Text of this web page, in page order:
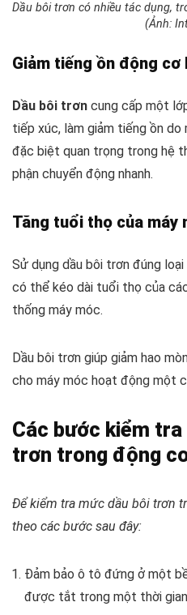
Dầu bôi trơn có nhiều tác dụng,
(Ảnh:
Giảm tiếng ồn động
Dầu bôi trơn cung cấp một
tiếp xúc, làm giảm tiếng ồn do
đặc biệt quan trọng trong hệ
phận chuyển động nhanh.
Tăng tuổi thọ của máy
Sử dụng dầu bôi trơn đúng
có thể kéo dài tuổi thọ của
thống máy móc.
Dầu bôi trơn giúp giảm hao
cho máy móc hoạt động một
Các bước kiểm
trơn trong động
Để kiểm tra mức dầu bôi trơn
theo các bước sau đây:
Đảm bảo ô tô đứng ở một
được tắt trong một thời